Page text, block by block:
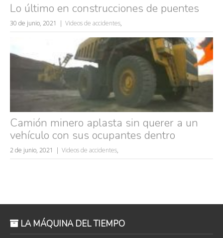
Lo último en construcciones de puentes
30 de junio, 2021 Videos de accidentes,
Camión minero aplasta sin querer a un
vehículo con sus ocupantes dentro
2 de junio, 2021 Videos de accidentes,
LA MÁQUINA DEL TIEMPO